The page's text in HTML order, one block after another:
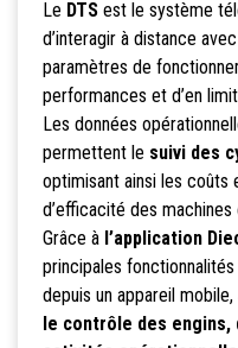
Le DTSest le système
d’interagir à distance
paramètres de
performances et d’en
Les données
permettent le suivi des
optimisant ainsi les coûts
d’efficacité des
Grâce à l’application
principales
depuis un appareil mobile,
le contrôle des